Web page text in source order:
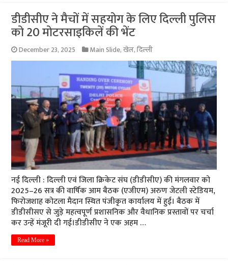
डीडीसीए ने मैचों में सहयोग के लिए दिल्ली पुलिस
को 20 मोटरसाइकिलें की भेंट
December 23, 2025 Main Slide,खेल,दिल्ली
नई दिल्ली : दिल्ली एवं जिला क्रिकेट संघ (डीडीसीए) की मंगलवार को
2025–26 सत्र की वार्षिक आम बैठक (एजीएम) अरुण जेटली स्टेडियम,
फिरोजशाह कोटला मैदान स्थित पंजीकृत कार्यालय में हुई। बैठक में
डीडीसीसए से जुड़े महत्वपूर्ण प्रशासनिक और वैधानिक प्रस्तावों पर चर्चा
कर उन्हें मंजूरी दी गई।डीडीसीए ने एक अहम …
Read More »